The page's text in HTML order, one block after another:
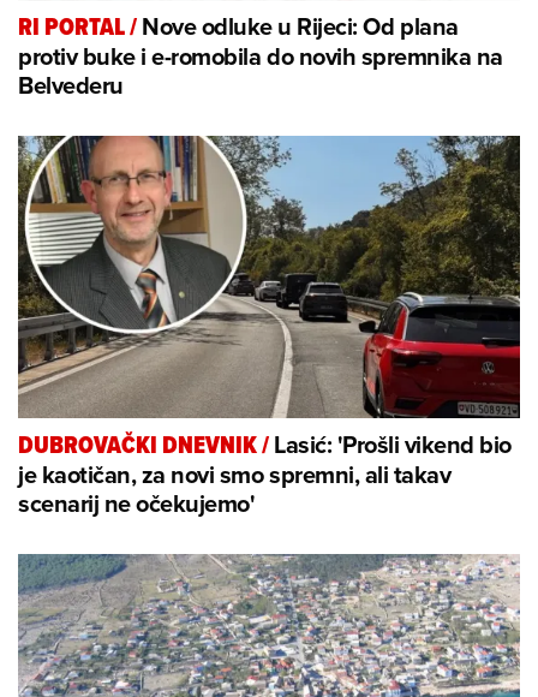
RI PORTAL/Nove odluke u Rijeci: Od plana
protiv buke i e-romobila do novih spremnika na
Belvederu
DUBROVAČKI DNEVNIK/Lasić: 'Prošli vikend bio
je kaotičan, za novi smo spremni, ali takav
scenarij ne očekujemo'